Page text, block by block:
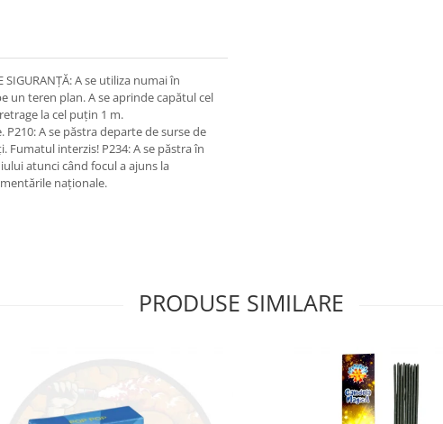
SIGURANȚĂ: A se utiliza numai în
un teren plan. A se aprinde capătul cel
la cel puțin 1 m.
A se păstra departe de surse de
Fumatul interzis! P234: A se păstra în
atunci când focul a ajuns la
naționale.
PRODUSE SIMILARE